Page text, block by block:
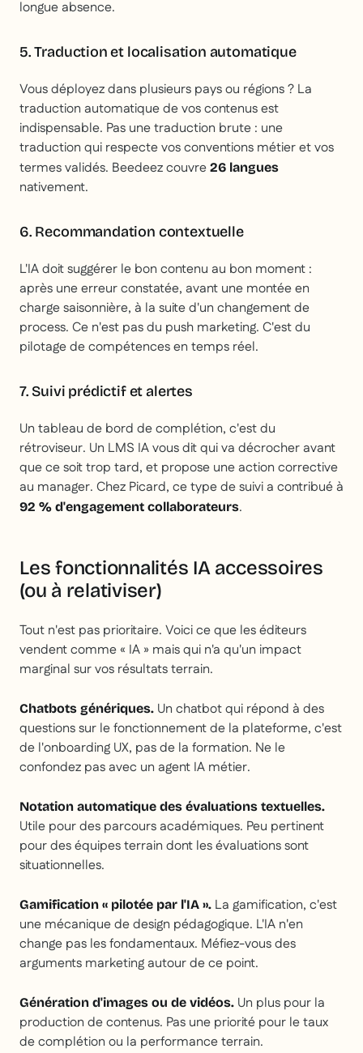
longue absence.
5. Traduction et localisation automatique
Vous déployez dans plusieurs pays ou régions ? La
traduction automatique de vos contenus est
indispensable. Pas une traduction brute : une
traduction qui respecte vos conventions métier et vos
termes validés. Beedeez couvre 26 langues
nativement.
6. Recommandation contextuelle
L'IA doit suggérer le bon contenu au bon moment :
après une erreur constatée, avant une montée en
charge saisonnière, à la suite d'un changement de
process. Ce n'est pas du push marketing. C'est du
pilotage de compétences en temps réel.
7. Suivi prédictif et alertes
Un tableau de bord de complétion, c'est du
rétroviseur. Un LMS IA vous dit qui va décrocher avant
que ce soit trop tard, et propose une action corrective
au manager. Chez Picard, ce type de suivi a contribué à
92 % d'engagement collaborateurs.
Les fonctionnalités IA accessoires
(ou à relativiser)
Tout n'est pas prioritaire. Voici ce que les éditeurs
vendent comme « IA » mais qui n'a qu'un impact
marginal sur vos résultats terrain.
Chatbots génériques. Un chatbot qui répond à des
questions sur le fonctionnement de la plateforme, c'est
de l'onboarding UX, pas de la formation. Ne le
confondez pas avec un agent IA métier.
Notation automatique des évaluations textuelles.
Utile pour des parcours académiques. Peu pertinent
pour des équipes terrain dont les évaluations sont
situationnelles.
Gamification « pilotée par l'IA ». La gamification, c'est
une mécanique de design pédagogique. L'IA n'en
change pas les fondamentaux. Méfiez-vous des
arguments marketing autour de ce point.
Génération d'images ou de vidéos. Un plus pour la
production de contenus. Pas une priorité pour le taux
de complétion ou la performance terrain.